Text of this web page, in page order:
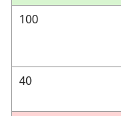
100
40